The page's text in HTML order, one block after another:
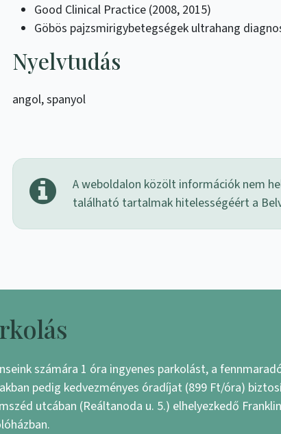
Good Clinical Practice (2008, 2015)
Göbös pajzsmirigybetegségek ultrahang
Nyelvtudás
angol, spanyol
A weboldalon közölt információk nem
található tartalmak hitelességéért a
számára 1 óra ingyenes parkolást, a
pedig kedvezményes óradíjat (899 Ft/óra)
utcában (Reáltanoda u. 5.) elhelyezkedő Franklin